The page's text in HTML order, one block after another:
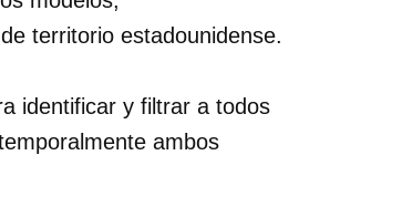
territorio estadounidense.
identificar y filtrar a todos
ambos